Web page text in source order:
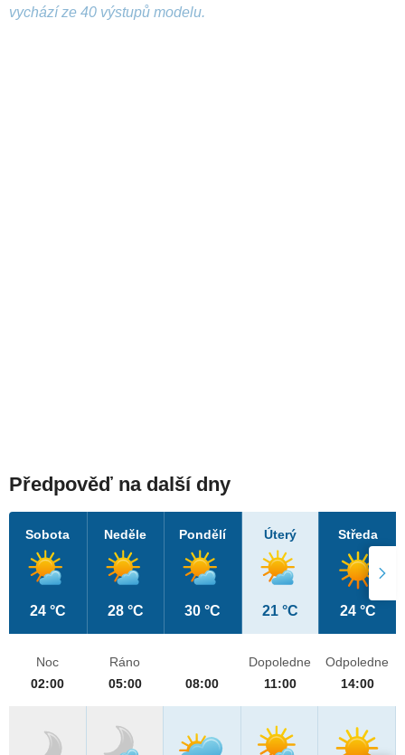
vychází ze 40 výstupů modelu.
Předpověď na další dny
Sobota
24 °C
Neděle
28 °C
Pondělí
30 °C
Úterý
21 °C
Středa
24 °C
Noc
02:00
Ráno
05:00
08:00
Dopoledne
11:00
Odpoledne
14:00